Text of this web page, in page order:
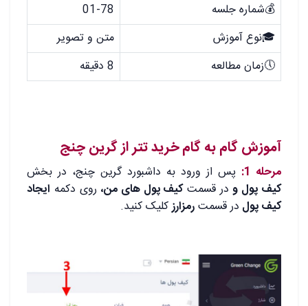
💰شماره جلسه
01-78
🎓نوع آموزش
متن و تصویر
🕔زمان مطالعه
8 دقیقه
آموزش گام به گام خرید تتر از گرین چنج
مرحله 1:
پس از ورود به داشبورد گرین چنج، در بخش
کیف پول و در قسمتکیف پول های من، روی دکمه ایجاد
کیف پول در قسمترمزارزکلیک کنید.